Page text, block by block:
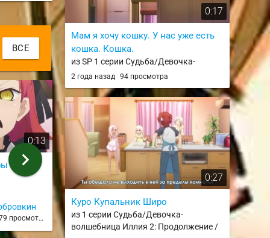
ВСЕ
0:13
с
просмотров
0:31
из 4 серии
rd316
7 лет назад 77 просмотров
Ору
из 10 серии
Май
chevron_right
0:17
Мам я хочу кошку. У нас уже есть
кошка. Кошка.
из SP 1 серии Судьба/Девочка-
волшебница Иллия 2: Продолжение —
Prisma☆Illya 2wei Herz! Specials
2 года назад 94 просмотра
0:27
Куро Купальник Широ
из 1 серии Судьба/Девочка-
волшебница Иллия 2: Продолжение /